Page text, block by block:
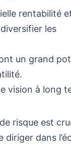
rentabilité
les
un grand
vision à long
risque est
diriger dans